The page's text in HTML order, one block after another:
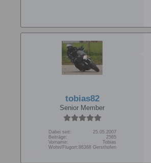
tobias82
Senior Member
Dabei seit:
25.05.2007
Beiträge:
2565
Vorname:
Tobias
Wohn/Flugort:86368 Gersthofen